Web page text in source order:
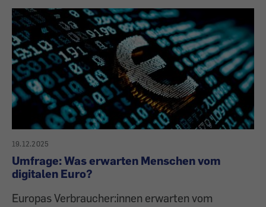
19.12.2025
Umfrage: Was erwarten Menschen vom
digitalen Euro?
Europas Verbraucher:innen erwarten vom